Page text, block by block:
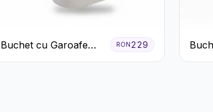
Buchet cu Garoafe
Albe
RON 229
de